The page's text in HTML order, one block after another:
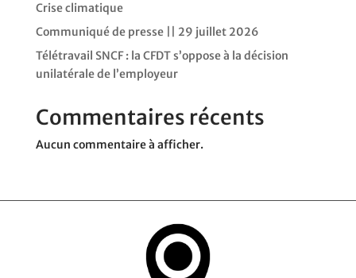
Crise climatique
Communiqué de presse || 29 juillet 2026
Télétravail SNCF : la CFDT s’oppose à la décision
unilatérale de l’employeur
Commentaires récents
Aucun commentaire à afficher.